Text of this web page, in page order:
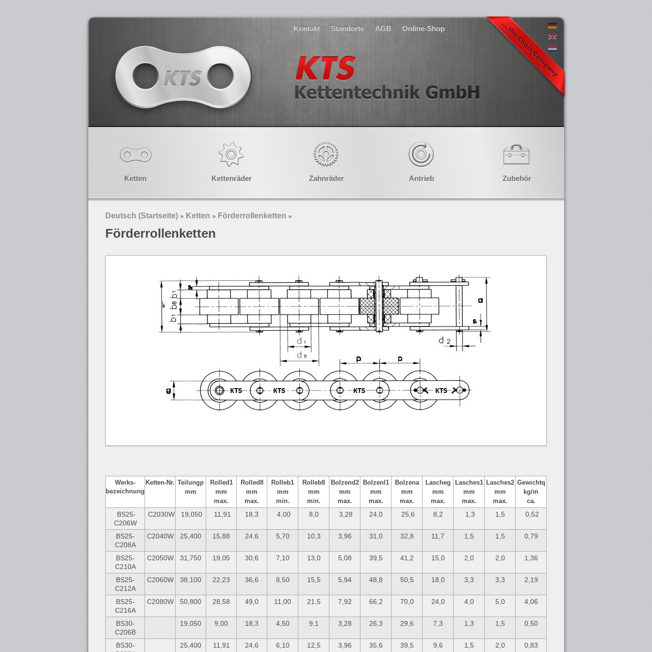
Kontakt Standorte AGB Online-Shop
Ketten Kettenräder Zahnräder Antrieb Zubehör
Deutsch (Startseite) » Ketten » Förderrollenketten »
Förderrollenketten
Werks-
bezeichnung
Ketten-Nr. Teilungp
mm
Rolled1
mm
max.
Rolled8
mm
max.
Rolleb1
mm
min.
Rolleb8
mm
min.
Bolzend2
mm
max.
Bolzenl1
mm
max.
Bolzena
mm
max.
Lascheg
mm
max.
Lasches1
mm
max.
Lasches2
mm
max.
Gewichtq
kg/m
ca.
BS25-
C206W
C2030W 19,050 11,91 18,3 4,00 8,0 3,28 24,0 25,6 8,2 1,3 1,5 0,52
BS25-
C208A
C2040W 25,400 15,88 24,6 5,70 10,3 3,96 31,0 32,8 11,7 1,5 1,5 0,79
BS25-
C210A
C2050W 31,750 19,05 30,6 7,10 13,0 5,08 39,5 41,2 15,0 2,0 2,0 1,36
BS25-
C212A
C2060W 38,100 22,23 36,6 8,50 15,5 5,94 48,8 50,5 18,0 3,3 3,3 2,19
BS25-
C216A
C2080W 50,800 28,58 49,0 11,00 21,5 7,92 66,2 70,0 24,0 4,0 5,0 4,06
BS30-
C206B
19,050 9,00 18,3 4,50 9,1 3,28 26,3 29,6 7,3 1,3 1,5 0,50
BS30-
25,400 11,91 24,6 6,10 12,5 3,96 35,6 39,5 9,6 1,5 2,0 0,83